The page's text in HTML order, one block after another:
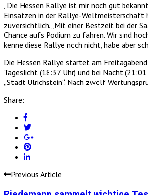
„Die Hessen Rallye ist mir noch gut
Einsätzen in der Rallye-Weltmeisterschaft
zuversichtlich. „Mit einer Bestzeit bei der
Chance aufs Podium zu fahren. Wir sind
kenne diese Rallye noch nicht, habe aber
Die Hessen Rallye startet am
Tageslicht (18:37 Uhr) und bei Nacht
„Stadt Ulrichstein“. Nach zwölf
Share:
Previous Article